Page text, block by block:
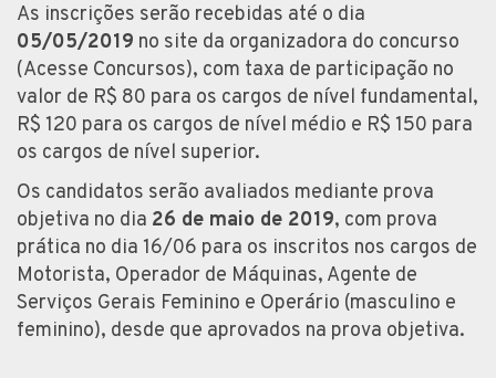
As inscrições serão recebidas até o dia
05/05/2019 no site da organizadora do concurso
(Acesse Concursos), com taxa de participação no
valor de R$ 80 para os cargos de nível fundamental,
R$ 120 para os cargos de nível médio e R$ 150 para
os cargos de nível superior.
Os candidatos serão avaliados mediante prova
objetiva no dia 26 de maio de 2019, com prova
prática no dia 16/06 para os inscritos nos cargos de
Motorista, Operador de Máquinas, Agente de
Serviços Gerais Feminino e Operário (masculino e
feminino), desde que aprovados na prova objetiva.